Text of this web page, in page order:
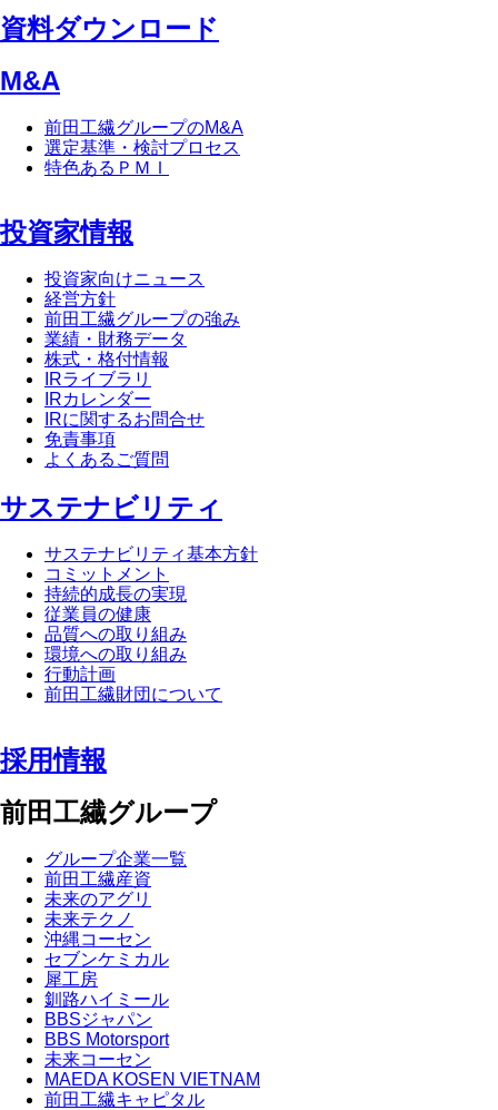
資料ダウンロード
M&A
前田工繊グループのM&A
選定基準・検討プロセス
特色あるＰＭＩ
投資家情報
投資家向けニュース
経営方針
前田工繊グループの強み
業績・財務データ
株式・格付情報
IRライブラリ
IRカレンダー
IRに関するお問合せ
免責事項
よくあるご質問
サステナビリティ
サステナビリティ基本方針
コミットメント
持続的成長の実現
従業員の健康
品質への取り組み
環境への取り組み
行動計画
前田工繊財団について
採用情報
前田工繊グループ
グループ企業一覧
前田工繊産資
未来のアグリ
未来テクノ
沖縄コーセン
セブンケミカル
犀工房
釧路ハイミール
BBSジャパン
BBS Motorsport
未来コーセン
MAEDA KOSEN VIETNAM
前田工繊キャピタル